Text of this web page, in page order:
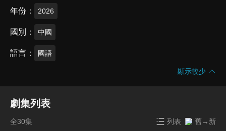
年份 2026
國別 中國
語言 國語
顯示較少
劇集列表
全30集 列表 舊→新